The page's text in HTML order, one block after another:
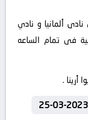
03-25 كلا من نادى ألمانيا و نادي
فى تمام الساعه
أرينا .